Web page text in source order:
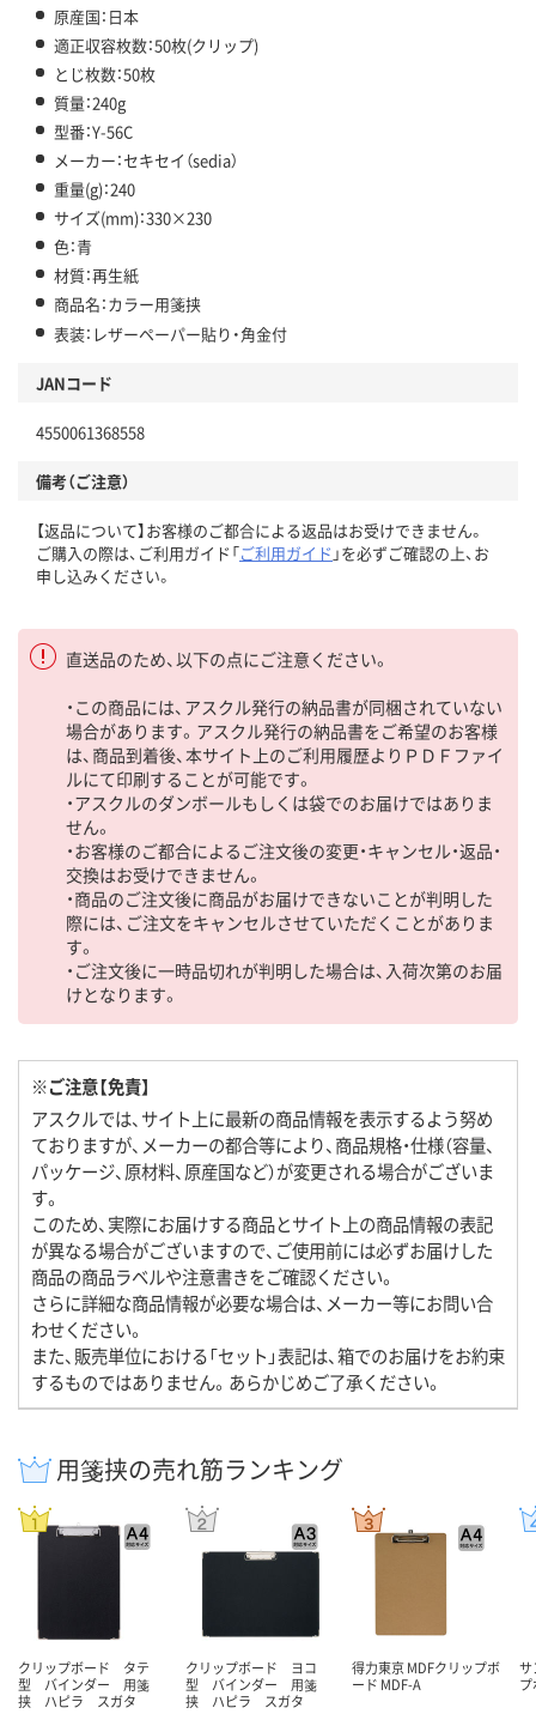
原産国：日本
適正収容枚数：50枚(クリップ)
とじ枚数：50枚
質量：240g
型番：Y-56C
メーカー：セキセイ（sedia）
重量(g)：240
サイズ(mm)：330×230
色：青
材質：再生紙
商品名：カラー用箋挟
表装：レザーペーパー貼り・角金付
JANコード
4550061368558
備考（ご注意）
【返品について】お客様のご都合による返品はお受けできません。
ご購入の際は、ご利用ガイド「ご利用ガイド 」を必ずご確認の上、お
申し込みください。
直送品のため、以下の点にご注意ください。
・この商品には、アスクル発行の納品書が同梱されていない
場合があります。アスクル発行の納品書をご希望のお客様
は、商品到着後、本サイト上のご利用履歴よりＰＤＦファイ
ルにて印刷することが可能です。
・アスクルのダンボールもしくは袋でのお届けではありま
せん。
・お客様のご都合によるご注文後の変更・キャンセル・返品・
交換はお受けできません。
・商品のご注文後に商品がお届けできないことが判明した
際には、ご注文をキャンセルさせていただくことがありま
す。
・ご注文後に一時品切れが判明した場合は、入荷次第のお届
けとなります。
※ご注意【免責】
アスクルでは、サイト上に最新の商品情報を表示するよう努め
ておりますが、メーカーの都合等により、商品規格・仕様（容量、
パッケージ、原材料、原産国など）が変更される場合がございま
す。
このため、実際にお届けする商品とサイト上の商品情報の表記
が異なる場合がございますので、ご使用前には必ずお届けした
商品の商品ラベルや注意書きをご確認ください。
さらに詳細な商品情報が必要な場合は、メーカー等にお問い合
わせください。
また、販売単位における「セット」表記は、箱でのお届けをお約束
するものではありません。あらかじめご了承ください。
用箋挟の売れ筋ランキング
クリップボード タテ
型 バインダー 用箋
挟 ハピラ スガタ
クリップボード ヨコ
型 バインダー 用箋
挟 ハピラ スガタ
得力東京 MDFクリップボ
ード MDF-A
サ